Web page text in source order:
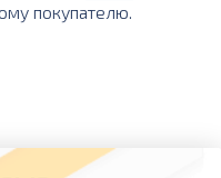
покупателю.